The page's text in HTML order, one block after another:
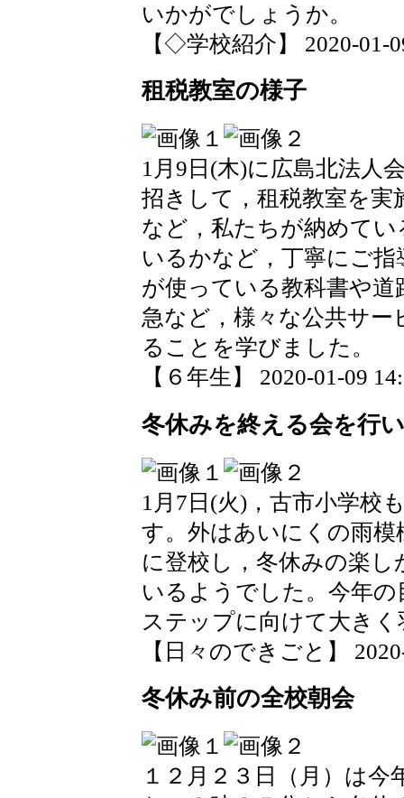
いかがでしょうか。
【◇学校紹介】 2020-01-
租税教室の様子
1月9日(木)に広島北法人
招きして，租税教室を実
など，私たちが納めて
いるかなど，丁寧にご
が使っている教科書や道
急など，様々な公共サ
ることを学びました。
【６年生】 2020-01-09
冬休みを終える会を行
1月7日(火)，古市小学校
す。外はあいにくの雨
に登校し，冬休みの楽
いるようでした。今年
ステップに向けて大き
【日々のできごと】
冬休み前の全校朝会
１２月２３日（月）は